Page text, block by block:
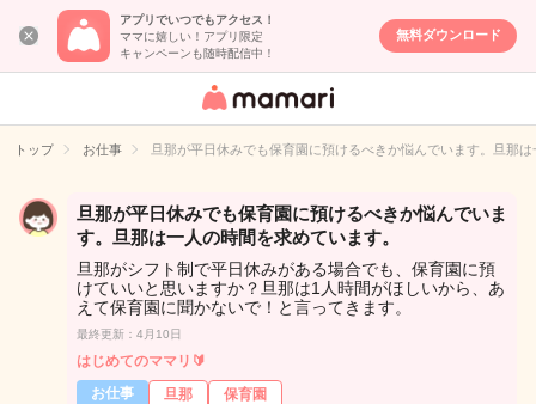
アプリでいつでもアクセス！
ママに嬉しい！アプリ限定
キャンペーンも随時配信中！
無料ダウンロード
女性専用匿名QA
イト
トップ お仕事 旦那が平日休みでも保育園に預けるべきか悩んでいます。旦那
旦那が平日休みでも保育園に預けるべきか悩んでいま
す。旦那は一人の時間を求めています。
旦那がシフト制で平日休みがある場合でも、保育園に預
けていいと思いますか？旦那は1人時間がほしいから、あ
えて保育園に聞かないで！と言ってきます。
最終更新：4月10日
はじめてのママリ🔰
お仕事
旦那 保育園